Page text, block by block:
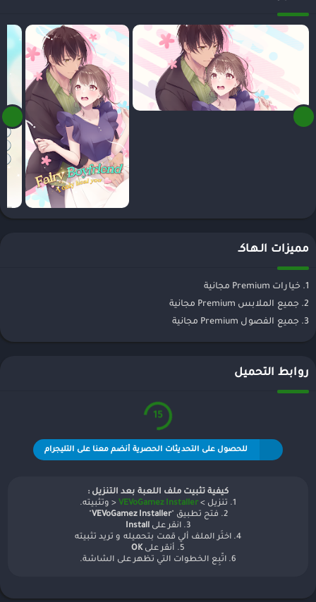
مميزات الـهـاكـ
1. خيارات Premium مجانية
2. جميع الملابس Premium مجانية
3. جميع الفصول Premium مجانية
روابط التحميل
15
للحصول على التحديثات الحصرية أنضم معنا على التليجرام
كيفية تثبيت ملف اللعبة بعد التنزيل :
1. تنزيل >
VEVoGamez Installer < وتثبيته.
2. فتح تطبيق "
VEVoGamez Installer
"
3. انقر على
Install
4. اختَر الملف ألي قمت بتحميله و تريد تثبيته
5. أنقر على
OK
6. اتّبِع الخطوات التي تظهر على الشاشة.